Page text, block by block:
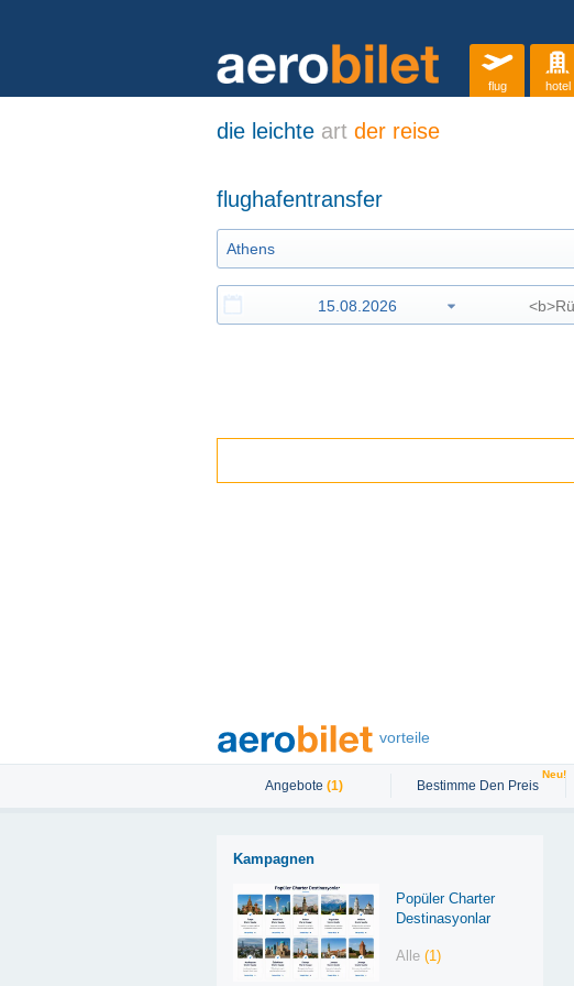
flug hotel
die leichte art der reise
flughafentransfer
vorteile
Angebote (1) Bestimme Den Preis
Neu!
Kampagnen
Popüler Charter
Destinasyonlar
Alle(1)